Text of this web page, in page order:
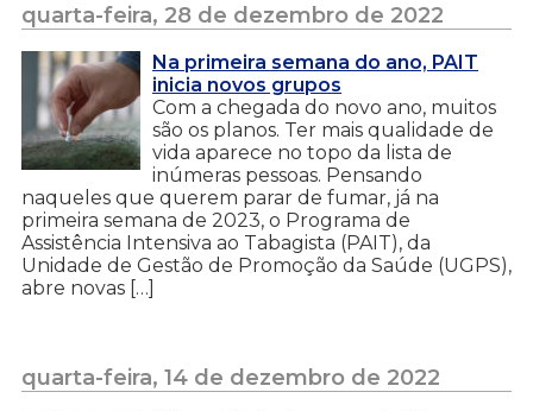
quarta-feira, 28 de dezembro de 2022
Na primeira semana do ano, PAIT
inicia novos grupos
Com a chegada do novo ano, muitos
são os planos. Ter mais qualidade de
vida aparece no topo da lista de
inúmeras pessoas. Pensando
naqueles que querem parar de fumar, já na
primeira semana de 2023, o Programa de
Assistência Intensiva ao Tabagista (PAIT), da
Unidade de Gestão de Promoção da Saúde (UGPS),
abre novas […]
quarta-feira, 14 de dezembro de 2022